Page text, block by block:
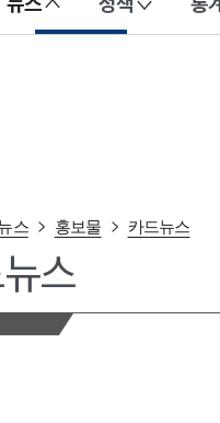
공식 전자정부 누리집입니다.
스 홍보물 카드뉴스
스